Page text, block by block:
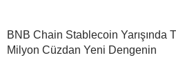
BNB Chain Stablecoin Yarışında
Milyon Cüzdan Yeni Dengenin